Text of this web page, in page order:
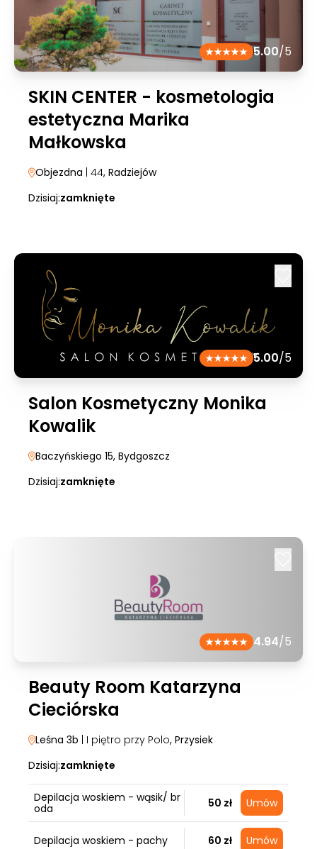
5.00/5
SKIN CENTER - kosmetologia
estetyczna Marika
Małkowska
Objezdna | 44, Radziejów
Dzisiaj:zamknięte
5.00/5
Salon Kosmetyczny Monika
Kowalik
Baczyńskiego 15, Bydgoszcz
Dzisiaj:zamknięte
4.94/5
Beauty Room Katarzyna
Cieciórska
Leśna 3b | I piętro przy Polo, Przysiek
Dzisiaj:zamknięte
Depilacja woskiem - wąsik/ br
oda
50 zł Umów
Depilacja woskiem - pachy 60 zł Umów